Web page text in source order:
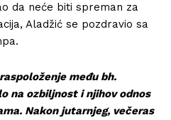
da neće biti spreman za
Aladžić se pozdravio sa
među bh.
na ozbiljnost i njihov odnos
Nakon jutarnjeg, večeras